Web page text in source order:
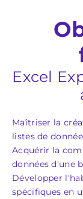
Excel
Maîtriser la
listes de
Acquérir la
données d'une
Développer
spécifiques en